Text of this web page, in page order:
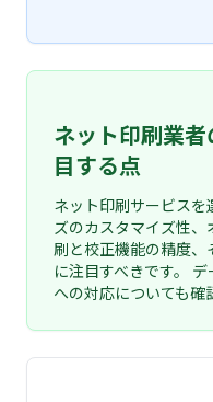
ネット印刷業
目する点
ネット印刷サービス
ズのカスタマイズ性
刷と校正機能の精度
に注目すべきです。
への対応についても確